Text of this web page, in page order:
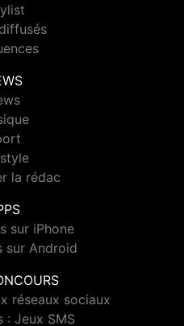
la rédac
sur iPhone
sur Android
réseaux sociaux
: Jeux SMS